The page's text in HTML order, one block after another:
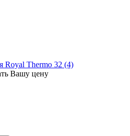
Royal Thermo 32 (4)
Вашу цену